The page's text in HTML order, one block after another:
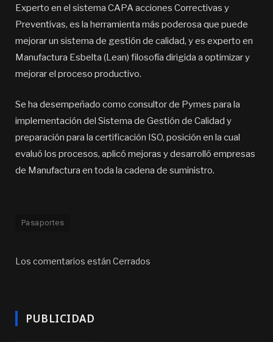
Experto en el sistema CAPA acciones Correctivas y
Preventivas, es la herramienta más poderosa que puede
mejorar un sistema de gestión de calidad, y es experto en
Manufactura Esbelta (Lean) filosofía dirigida a optimizar y
mejorar el proceso productivo.
Se ha desempeñado como consultor de Pymes para la
implementación del Sistema de Gestión de Calidad y
preparación para la certificación ISO, posición en la cual
evaluó los procesos, aplicó mejoras y desarrolló empresas
de Manufactura en toda la cadena de suministro.
Pasaportes
Los comentarios están Cerrados
PUBLICIDAD